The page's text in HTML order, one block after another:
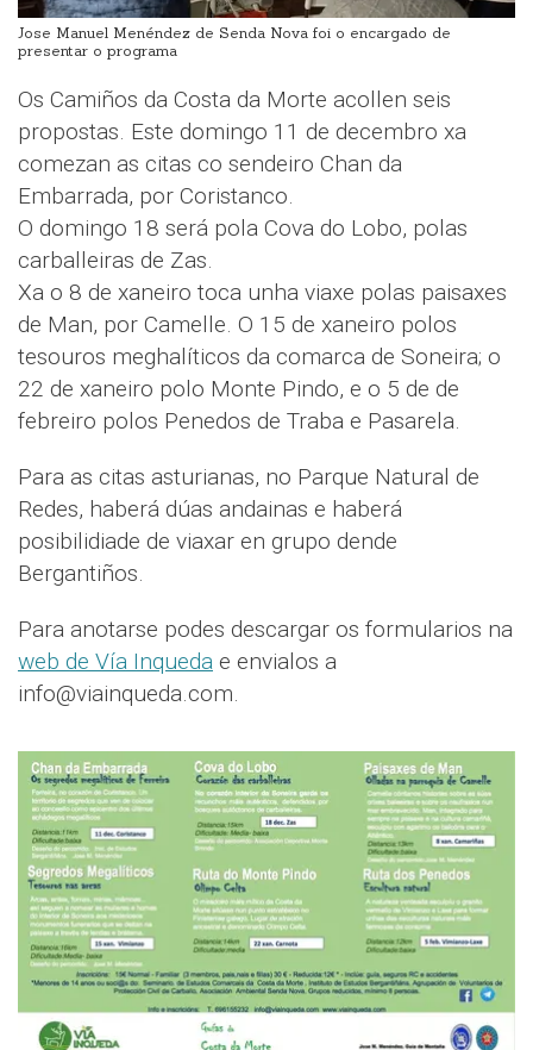
Jose Manuel Menéndez de Senda Nova foi o encargado de
presentar o programa
Os Camiños da Costa da Morte acollen seis
propostas. Este domingo 11 de decembro xa
comezan as citas co sendeiro Chan da
Embarrada, por Coristanco.
O domingo 18 será pola Cova do Lobo, polas
carballeiras de Zas.
Xa o 8 de xaneiro toca unha viaxe polas paisaxes
de Man, por Camelle. O 15 de xaneiro polos
tesouros meghalíticos da comarca de Soneira; o
22 de xaneiro polo Monte Pindo, e o 5 de de
febreiro polos Penedos de Traba e Pasarela.
Para as citas asturianas, no Parque Natural de
Redes, haberá dúas andainas e haberá
posibilidiade de viaxar en grupo dende
Bergantiños.
Para anotarse podes descargar os formularios na
web de Vía Inqueda e envialos a
info@viainqueda.com.